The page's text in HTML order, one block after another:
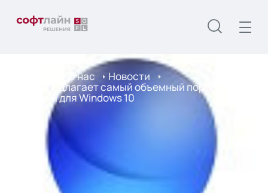
О нас Новости
Corel предлагает самый объeмный портфель
решений для Windows 10